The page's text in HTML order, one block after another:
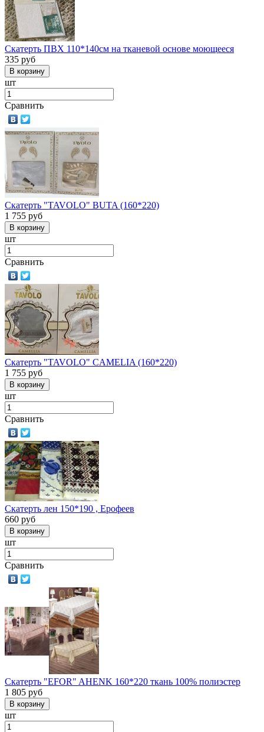
Скатерть ПВХ 110*140см на тканевой основе моющееся
335 руб
шт
Сравнить
Скатерть "TAVOLO" BUTA (160*220)
1 755 руб
шт
Сравнить
Скатерть "TAVOLO" CAMELIA (160*220)
1 755 руб
шт
Сравнить
Скатерть лен 150*190 , Ерофеев
660 руб
шт
Сравнить
Скатерть "EFOR" AHENK 160*220 ткань 100% полиэстер
1 805 руб
шт